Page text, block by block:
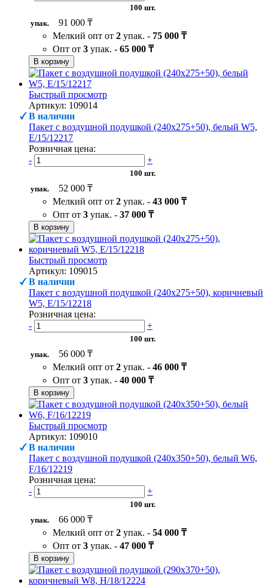
100 шт.
упак.
91 000 ₸
Мелкий опт от 2 упак. - 75 000 ₸
Опт от 3 упак. - 65 000 ₸
В корзину
Быстрый просмотр
Артикул: 109014
В наличии
Пакет с воздушной подушкой (240х275+50), белый W5,
Е/15/12217
Розничная цена:
-
+
100 шт.
упак.
52 000 ₸
Мелкий опт от 2 упак. - 43 000 ₸
Опт от 3 упак. - 37 000 ₸
В корзину
Быстрый просмотр
Артикул: 109015
В наличии
Пакет с воздушной подушкой (240х275+50), коричневый
W5, Е/15/12218
Розничная цена:
-
+
100 шт.
упак.
56 000 ₸
Мелкий опт от 2 упак. - 46 000 ₸
Опт от 3 упак. - 40 000 ₸
В корзину
Быстрый просмотр
Артикул: 109010
В наличии
Пакет с воздушной подушкой (240х350+50), белый W6,
F/16/12219
Розничная цена:
-
+
100 шт.
упак.
66 000 ₸
Мелкий опт от 2 упак. - 54 000 ₸
Опт от 3 упак. - 47 000 ₸
В корзину